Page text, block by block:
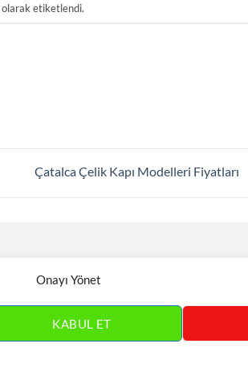
Onayı Yönet
KABUL ET
olarak etiketlendi.
Çatalca Çelik Kapı Modelleri Fiyatları